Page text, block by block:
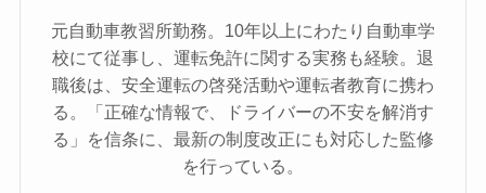
元自動車教習所勤務。10年以上にわたり自動車学
校にて従事し、運転免許に関する実務も経験。退
職後は、安全運転の啓発活動や運転者教育に携わ
る。「正確な情報で、ドライバーの不安を解消す
る」を信条に、最新の制度改正にも対応した監修
を行っている。